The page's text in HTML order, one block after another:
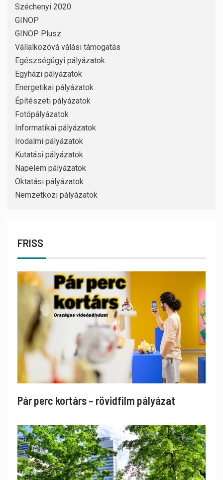
Széchenyi 2020
GINOP
GINOP Plusz
Vállalkozóvá válási támogatás
Egészségügyi pályázatok
Egyházi pályázatok
Energetikai pályázatok
Építészeti pályázatok
Fotópályázatok
Informatikai pályázatok
Irodalmi pályázatok
Kutatási pályázatok
Napelem pályázatok
Oktatási pályázatok
Nemzetközi pályázatok
FRISS
Pár perc kortárs – rövidfilm pályázat